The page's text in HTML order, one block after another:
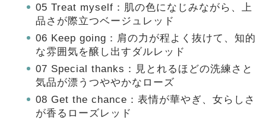
05 Treat myself：肌の色になじみながら、上
品さが際立つベージュレッド
06 Keep going：肩の力が程よく抜けて、知的
な雰囲気を醸し出すダルレッド
07 Special thanks：見とれるほどの洗練さと
気品が漂うつややかなローズ
08 Get the chance：表情が華やぎ、女らしさ
が香るローズレッド